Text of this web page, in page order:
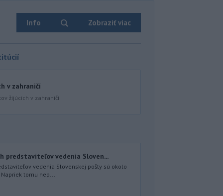
Info Zobraziť viac
v zahraničí
žijúcich v zahraničí
predstaviteľov vedenia Sloven...
vedenia Slovenskej pošty sú okolo
tomu nep...